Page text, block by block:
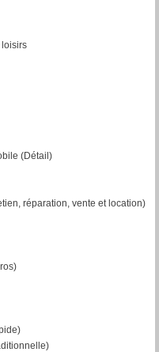
loisirs
(Détail)
réparation, vente et location)